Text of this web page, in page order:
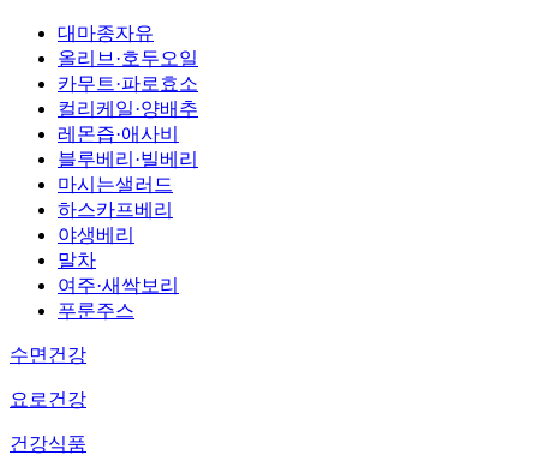
대마종자유
올리브·호두오일
카무트·파로효소
컬리케일·양배추
레몬즙·애사비
블루베리·빌베리
마시는샐러드
하스카프베리
야생베리
말차
여주·새싹보리
푸룬주스
수면건강
요로건강
건강식품